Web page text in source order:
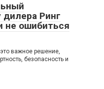
дилера Ринг
не ошибиться
важное решение,
безопасность и